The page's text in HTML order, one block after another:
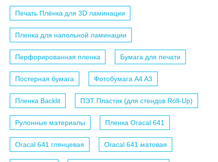
Печать Плёнка для 3D ламинации
Пленка для напольной ламинации
Перфорированная пленка Бумага для печати
Постерная бумага Фотобумага A4 A3
Пленка Backlit ПЭТ Пластик (для стендов Roll-Up)
Рулонные материалы Пленка Oracal 641
Oracal 641 глянцевая Oracal 641 матовая